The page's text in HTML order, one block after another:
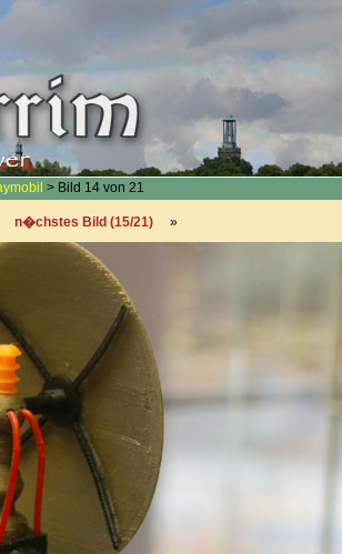
> Bild 14 von 21
n�chstes Bild (15/21) »